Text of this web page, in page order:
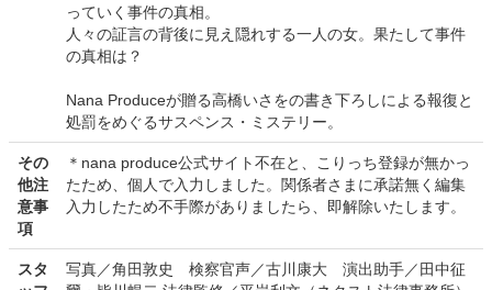
っていく事件の真相。
人々の証言の背後に見え隠れする一人の女。果たして事件
の真相は？
Nana Produceが贈る高橋いさをの書き下ろしによる報復と
処罰をめぐるサスペンス・ミステリー。
その
他注
意事
項
＊nana produce公式サイト不在と、こりっち登録が無かっ
たため、個人で入力しました。関係者さまに承諾無く編集
入力したため不手際がありましたら、即解除いたします。
スタ
写真／角田敦史 検察官声／古川康大 演出助手／田中征